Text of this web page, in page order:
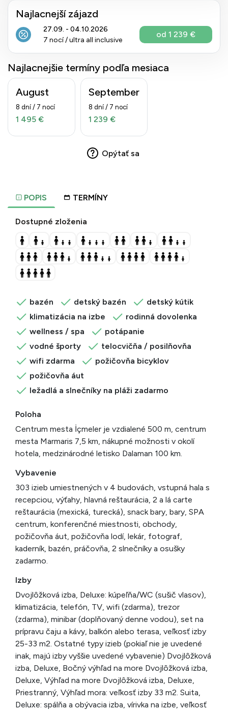
POPIS TERMÍNY
Dostupné zloženia
bazén detský bazén
detský kútik
klimatizácia na izbe
rodinná dovolenka
wellness / spa
potápanie
vodné športy
telocvičňa / posilňovňa
wifi zdarma
požičovňa bicyklov
požičovňa áut
ležadlá a slnečníky na pláži zadarmo
Poloha
Centrum mesta İçmeler je vzdialené 500 m, centrum
mesta Marmaris 7,5 km, nákupné možnosti v okolí
hotela, medzinárodné letisko Dalaman 100 km.
Vybavenie
303 izieb umiestnených v 4 budovách, vstupná hala s
recepciou, výťahy, hlavná reštaurácia, 2 a lá carte
reštaurácia (mexická, turecká), snack bary, bary, SPA
centrum, konferenčné miestnosti, obchody,
požičovňa áut, požičovňa lodí, lekár, fotograf,
kaderník, bazén, práčovňa, 2 slnečníky a osušky
zadarmo.
Izby
Dvojlôžková izba, Deluxe: kúpeľňa/WC (sušič vlasov),
klimatizácia, telefón, TV, wifi (zdarma), trezor
(zdarma), minibar (doplňovaný denne vodou), set na
prípravu čaju a kávy, balkón alebo terasa, veľkosť izby
25-33 m2. Ostatné typy izieb (pokiaľ nie je uvedené
inak, majú izby vyššie uvedené vybavenie) Dvojlôžková
izba, Deluxe, Bočný výhľad na more Dvojlôžková izba,
Deluxe, Výhľad na more Dvojlôžková izba, Deluxe,
Priestranný, Výhľad mora: veľkosť izby 33 m2. Suita,
Deluxe: spálňa a obývacia izba, vírivka na izbe, veľkosť
Najlacnejší zájazd
27.09. - 04.10.2026
7 nocí / ultra all inclusive
od 1 239 €
Najlacnejšie termíny podľa mesiaca
August
8 dní / 7 nocí
1 495 €
September
8 dní / 7 nocí
1 239 €
Opýtať sa